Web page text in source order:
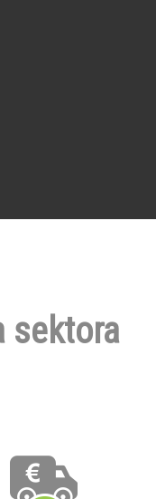
sektora